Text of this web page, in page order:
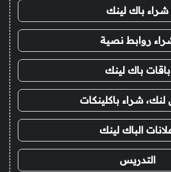
شراء باك لينك
روابط نصية
باقات باك لينك
لنك، شراء باكلينكات
الباك لينك
التدريس